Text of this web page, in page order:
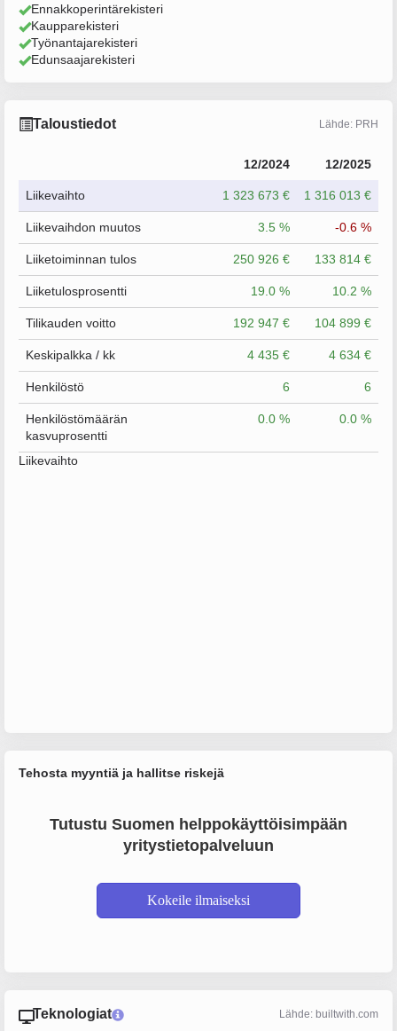
Ennakkoperintärekisteri
Kaupparekisteri
Työnantajarekisteri
Edunsaajarekisteri
Taloustiedot Lähde: PRH
12/2024 12/2025
Liikevaihto 1 323 673 € 1 316 013 €
Liikevaihdon muutos 3.5 % -0.6 %
Liiketoiminnan tulos 250 926 € 133 814 €
Liiketulosprosentti 19.0 % 10.2 %
Tilikauden voitto 192 947 € 104 899 €
Keskipalkka / kk 4 435 € 4 634 €
Henkilöstö 6 6
Henkilöstömäärän
kasvuprosentti
0.0 % 0.0 %
Liikevaihto
Tehosta myyntiä ja hallitse riskejä
Tutustu Suomen helppokäyttöisimpään
yritystietopalveluun
Kokeile ilmaiseksi
Teknologiat Lähde: builtwith.com